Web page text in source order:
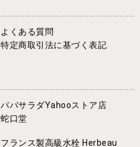
よくある質問
特定商取引法に基づく表記
パパサラダYahooストア店
蛇口堂
フランス製高級水栓 Herbeau